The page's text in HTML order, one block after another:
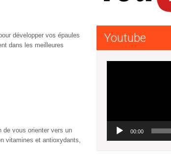
développer vos épaules
dans les meilleures
de vous orienter vers un
vitamines et antioxydants,
Youtube
00:00